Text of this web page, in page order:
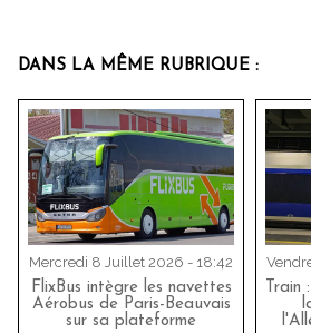
DANS LA MÊME RUBRIQUE :
Mercredi 8 Juillet 2026 - 18:42
FlixBus intègre les navettes
Aérobus de Paris-Beauvais
sur sa plateforme
Train